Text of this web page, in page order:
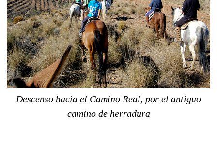
Descenso hacia el Camino Real, por el antiguo
camino de herradura